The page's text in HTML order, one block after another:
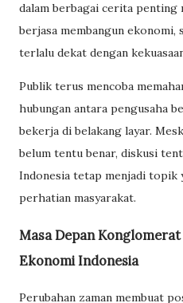
dalam berbagai cerita penting
berjasa membangun
terlalu dekat dengan
Publik terus mencoba
hubungan antara pengusaha
bekerja di belakang layar.
belum tentu benar, diskusi
Indonesia tetap menjadi topik
perhatian masyarakat.
Masa Depan
Ekonomi Indonesia
Perubahan zaman membuat